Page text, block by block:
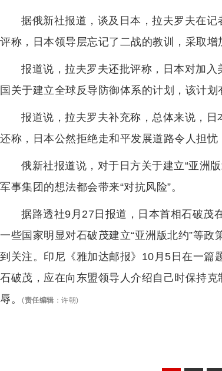
据俄新社报道，谈及日本，拉夫罗夫在记
评称，日本领导层忘记了二战的教训，采取增
报道说，拉夫罗夫还批评称，日本对加
国关于建立全球反导防御体系的计划，该计划
报道说，拉夫罗夫补充称，总体来说，
还称，日本公然拒绝走和平发展道路令人担忧
俄新社报道说，对于日方关于建立“亚洲
军事集团的想法都会带来“对抗风险”。
据路透社9月27日报道，日本首相石破茂
一些国家明显对石破茂建立“亚洲版北约”等
到关注。印尼《雅加达邮报》10月5日在一篇
石破茂，应在向东盟领导人介绍自己时保持
辱。
(责任编辑 ： 许朝)